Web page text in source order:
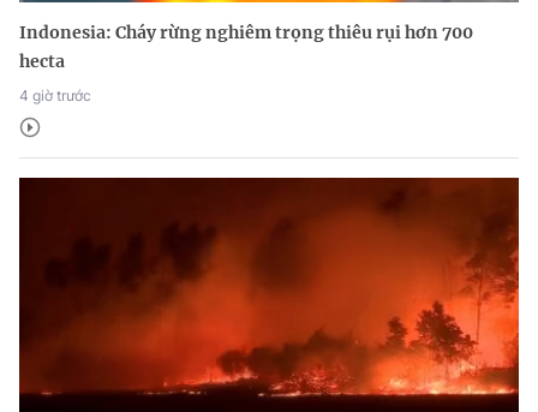
Indonesia: Cháy rừng nghiêm trọng thiêu rụi hơn 700
hecta
4 giờ trước